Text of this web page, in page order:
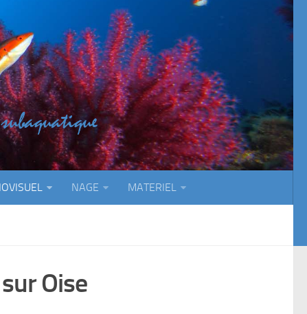
NAGE MATERIEL
Oise